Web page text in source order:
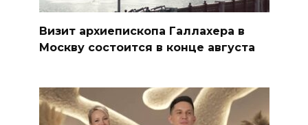
Визит архиепископа Галлахера в
Москву состоится в конце августа